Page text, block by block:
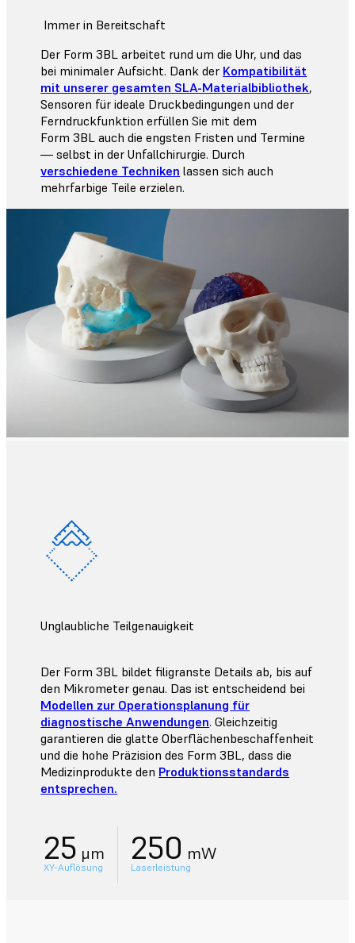
Immer in Bereitschaft
Der Form 3BL arbeitet rund um die Uhr, und das
bei minimaler Aufsicht. Dank der Kompatibilität
mit unserer gesamten SLA-Materialbibliothek,
Sensoren für ideale Druckbedingungen und der
Ferndruckfunktion erfüllen Sie mit dem
Form 3BL auch die engsten Fristen und Termine
― selbst in derUnfallchirurgie. Durch
verschiedene Techniken lassen sich auch
mehrfarbige Teile erzielen.
Unglaubliche Teilgenauigkeit
Der Form 3BL bildet filigranste Details ab, bis auf
den Mikrometer genau. Das ist entscheidend bei
Modellen zur Operationsplanung für
diagnostische Anwendungen. Gleichzeitig
garantieren die glatte Oberflächenbeschaffenheit
und die hohe Präzision des Form 3BL, dass die
Medizinprodukte den Produktionsstandards
entsprechen.
25 μm
XY-Auflösung 250 mW
Laserleistung